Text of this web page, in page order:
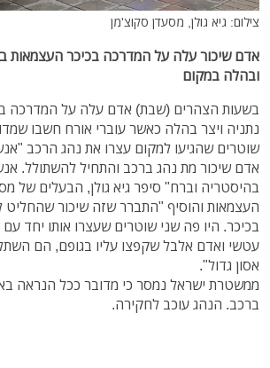
צילום: גיא גולן, מסעדן סקוצ'מן
אדם שיכור עלה על המדרכה בכיכר העצמאות
ובהלה במקום
בשעות הצהרים (שבת) אדם עלה על המדרכה
נתניה ויצר בהלה כאשר עוברי אורח חשבו
שוטרים שהגיעו למקום עצרו את נהג הרכב
אדם שיכור מת נהג ברכב והתחיל להשתולל.
בהיסטריה וברח" סיפר גיא גולן, הבעלים של
העצמאות והוסיף "התברר שזה שיכור שהחליט
בכיכר. היו פה שני שוטרים שעצרו אותו יחד
עטשי ואדם אלבל שקפצו עליו בגופם, הם
אסון גדול".
ממשטרת ישראל נמסר כי מדובר ככל הנראה
ברכב. הנהג עוכב לחקירה.